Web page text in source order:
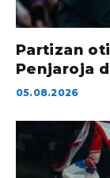
Partizan
Penjaroja
05.08.2026